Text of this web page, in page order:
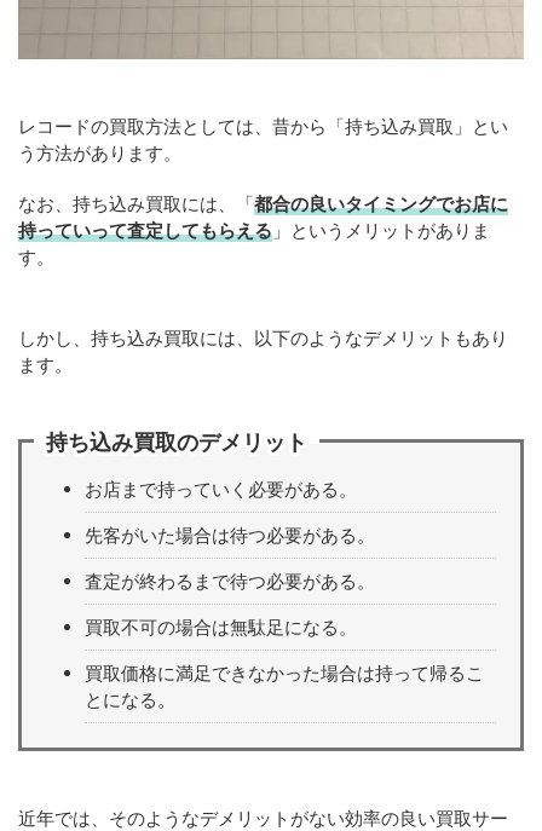
レコードの買取方法としては、昔から「持ち込み買取」とい
う方法があります。
なお、持ち込み買取には、「都合の良いタイミングでお店に
持っていって査定してもらえる 」というメリットがありま
す。
しかし、持ち込み買取には、以下のようなデメリットもあり
ます。
持ち込み買取のデメリット
お店まで持っていく必要がある。
先客がいた場合は待つ必要がある。
査定が終わるまで待つ必要がある。
買取不可の場合は無駄足になる。
買取価格に満足できなかった場合は持って帰るこ
とになる。
近年では、そのようなデメリットがない効率の良い買取サー